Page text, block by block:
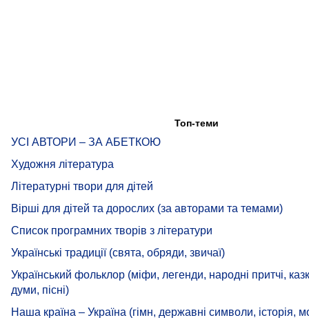
Топ-теми
УСІ АВТОРИ – ЗА АБЕТКОЮ
Художня література
Літературні твори для дітей
Вірші для дітей та дорослих (за авторами та темами)
Список програмних творів з літератури
Українські традиції (свята, обряди, звичаї)
Український фольклор (міфи, легенди, народні притчі,
думи, пісні)
Наша країна – Україна (гімн, державні символи, історія,